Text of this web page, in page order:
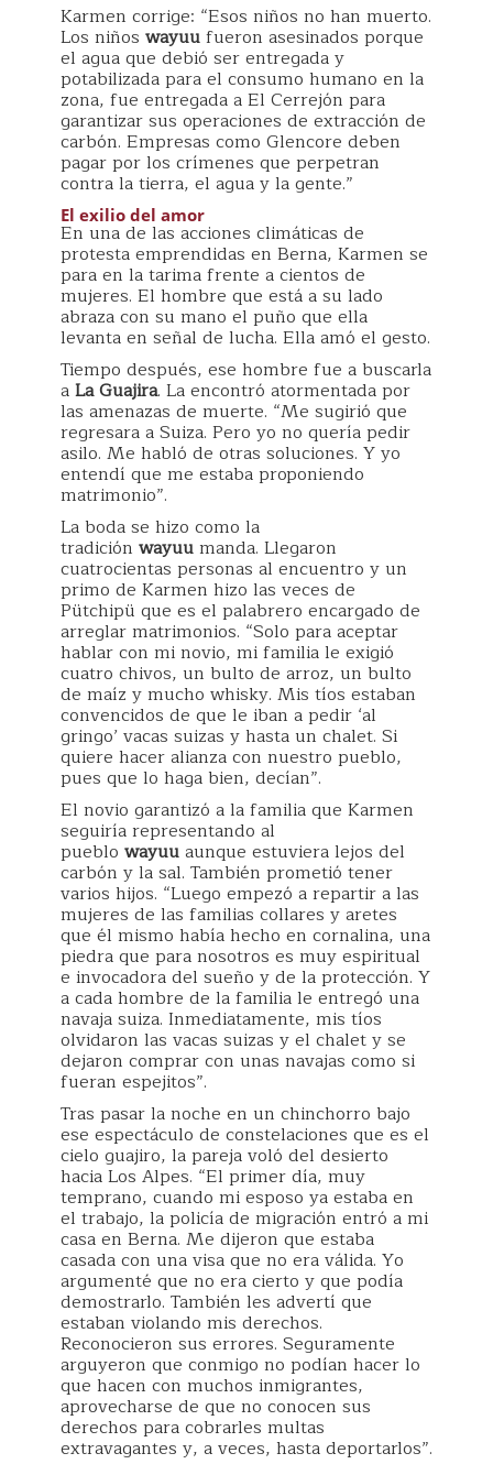
Karmen corrige: “Esos niños no han muerto.
Los niños wayuufueron asesinados porque
el agua que debió ser entregada y
potabilizada para el consumo humano en la
zona, fue entregada a El Cerrejón para
garantizar sus operaciones de extracción de
carbón. Empresas como Glencore deben
pagar por los crímenes que perpetran
contra la tierra, el agua y la gente.”
El exilio del amor
En una de las acciones climáticas de
protesta emprendidas en Berna, Karmen se
para en la tarima frente a cientos de
mujeres. El hombre que está a su lado
abraza con su mano el puño que ella
levanta en señal de lucha. Ella amó el gesto.
Tiempo después, ese hombre fue a buscarla
aLa Guajira. La encontró atormentada por
las amenazas de muerte. “Me sugirió que
regresara a Suiza. Pero yo no quería pedir
asilo. Me habló de otras soluciones. Y yo
entendí que me estaba proponiendo
matrimonio”.
La boda se hizo como la
tradición wayuumanda. Llegaron
cuatrocientas personas al encuentro y un
primo de Karmen hizo las veces de
Pütchipü que es el palabrero encargado de
arreglar matrimonios. “Solo para aceptar
hablar con mi novio, mi familia le exigió
cuatro chivos, un bulto de arroz, un bulto
de maíz y mucho whisky. Mis tíos estaban
convencidos de que le iban a pedir ‘al
gringo’ vacas suizas y hasta un chalet. Si
quiere hacer alianza con nuestro pueblo,
pues que lo haga bien, decían”.
El novio garantizó a la familia que Karmen
seguiría representando al
pueblo wayuuaunque estuviera lejos del
carbón y la sal. También prometió tener
varios hijos. “Luego empezó a repartir a las
mujeres de las familias collares y aretes
que él mismo había hecho en cornalina, una
piedra que para nosotros es muy espiritual
e invocadora del sueño y de la protección. Y
a cada hombre de la familia le entregó una
navaja suiza. Inmediatamente, mis tíos
olvidaron las vacas suizas y el chalet y se
dejaron comprar con unas navajas como si
fueran espejitos”.
Tras pasar la noche en un chinchorro bajo
ese espectáculo de constelaciones que es el
cielo guajiro, la pareja voló del desierto
hacia Los Alpes. “El primer día, muy
temprano, cuando mi esposo ya estaba en
el trabajo, la policía de migración entró a mi
casa en Berna. Me dijeron que estaba
casada con una visa que no era válida. Yo
argumenté que no era cierto y que podía
demostrarlo. También les advertí que
estaban violando mis derechos.
Reconocieron sus errores. Seguramente
arguyeron que conmigo no podían hacer lo
que hacen con muchos inmigrantes,
aprovecharse de que no conocen sus
derechos para cobrarles multas
extravagantes y, a veces, hasta deportarlos”.